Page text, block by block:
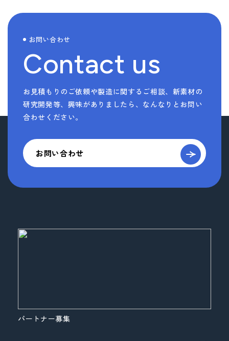
お問い合わせ
Contact us
お見積もりのご依頼や製造に関するご相談、新素材の
研究開発等、 興味がありましたら、なんなりとお問い
合わせください。
お問い合わせ
パートナー募集